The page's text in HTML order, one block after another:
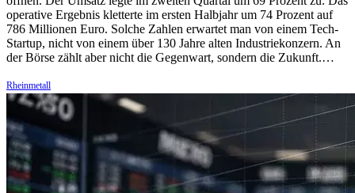
operative Ergebnis kletterte im ersten Halbjahr um 74 Prozent auf
786 Millionen Euro. Solche Zahlen erwartet man von einem Tech-
Startup, nicht von einem über 130 Jahre alten Industriekonzern. An
der Börse zählt aber nicht die Gegenwart, sondern die Zukunft.…
Rheinmetall